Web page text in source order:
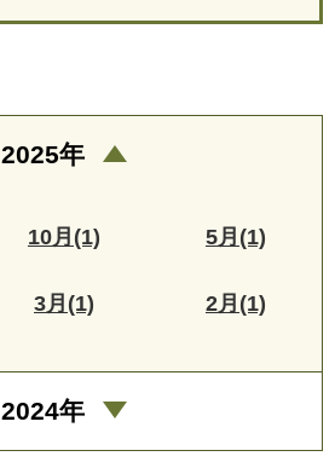
2025年
10月(1) 5月(1)
3月(1) 2月(1)
2024年